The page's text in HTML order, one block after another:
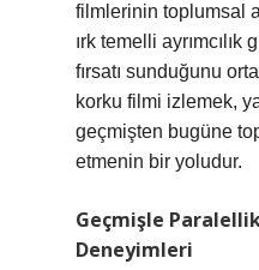
filmlerinin toplumsal
ırk temelli ayrımcılık
fırsatı sunduğunu
korku filmi izlemek,
geçmişten bugüne
etmenin bir yoludur.
Geçmişle
Deneyimleri